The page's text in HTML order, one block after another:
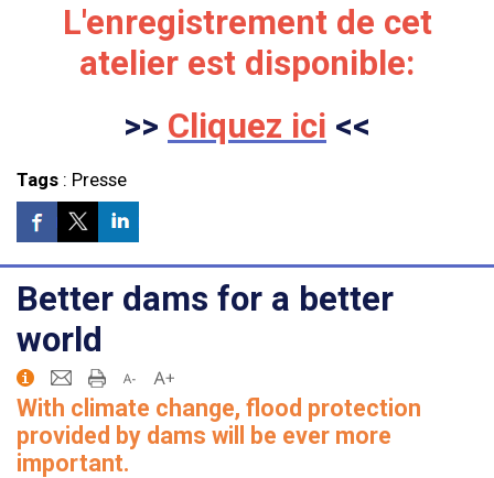
L'enregistrement de cet
atelier est disponible:
>> Cliquez ici <<
Tags: Presse
Better dams for a better
world
With climate change, flood protection
provided by dams will be ever more
important.